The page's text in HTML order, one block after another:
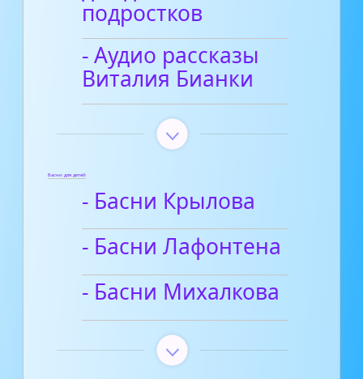
подростков
- Аудио рассказы
Виталия Бианки
Басни для детей
- Басни Крылова
- Басни Лафонтена
- Басни Михалкова